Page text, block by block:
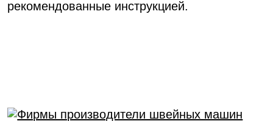
рекомендованные инструкцией.